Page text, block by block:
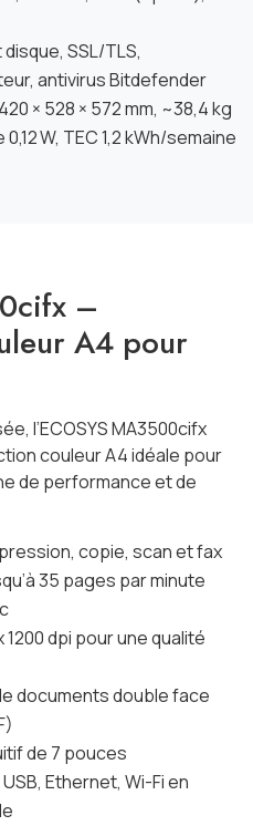
SSL/TLS,
antivirus Bitdefender
420 × 528 × 572 mm, ~38,4 kg
0,12 W, TEC 1,2 kWh/semaine
–
A4 pour
l’ECOSYS MA3500cifx
couleur A4 idéale pour
de performance et de
copie, scan et fax
35 pages par minute
1200 dpi pour une qualité
documents double face
de 7 pouces
Ethernet, Wi-Fi en